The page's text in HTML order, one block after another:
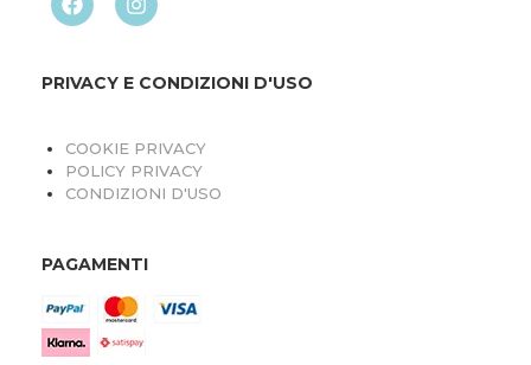
PRIVACY E CONDIZIONI D'USO
COOKIE PRIVACY
POLICY PRIVACY
CONDIZIONI D'USO
PAGAMENTI